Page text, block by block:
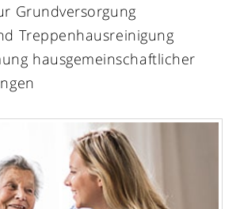
Grundversorgung
Treppenhausreinigung
hausgemeinschaftlicher